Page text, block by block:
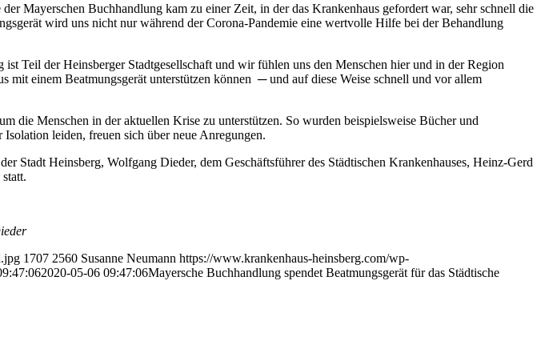
Mayerschen Buchhandlung kam zu einer Zeit, in der das Krankenhaus gefordert war, sehr schnell die
wird uns nicht nur während der Corona-Pandemie eine wertvolle Hilfe bei der Behandlung
Teil der Heinsberger Stadtgesellschaft und wir fühlen uns den Menschen hier und in der Region
mit einem Beatmungsgerät unterstützen können ─ und auf diese Weise schnell und vor allem
die Menschen in der aktuellen Krise zu unterstützen. So wurden beispielsweise Bücher und
leiden, freuen sich über neue Anregungen.
Stadt Heinsberg, Wolfgang Dieder, dem Geschäftsführer des Städtischen Krankenhauses, Heinz-Gerd
1707 2560 Susanne Neumann https://www.krankenhaus-heinsberg.com/wp-
2020-05-06 09:47:06Mayersche Buchhandlung spendet Beatmungsgerät für das Städtische